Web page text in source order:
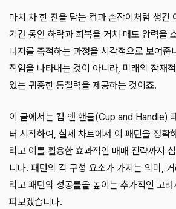
마치 차 한 잔을 담는 컵과 손잡이처럼 생긴
기간 동안 하락과 회복을 거쳐 매도 압력을
너지를 축적하는 과정을 시각적으로 보여줍
직임을 나타내는 것이 아니라, 미래의 잠재
있는 귀중한 통찰력을 제공하는 것이죠.
이 글에서는 컵 앤 핸들(Cup and Handle)
터 시작하여, 실제 차트에서 이 패턴을 정확
리고 이를 활용한 효과적인 매매 전략까지
니다. 패턴의 각 구성 요소가 가지는 의미,
리고 패턴의 성공률을 높이는 추가적인 고
펴보겠습니다.